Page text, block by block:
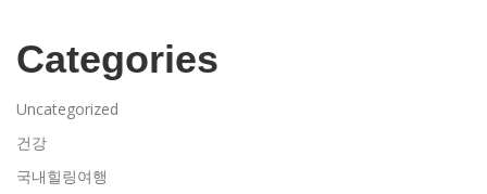
Categories
Uncategorized
건강
국내힐링여행